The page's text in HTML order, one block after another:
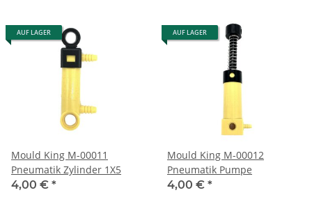
AUF LAGER
Mould King M-00011
Pneumatik Zylinder 1X5
4,00 € *
AUF LAGER
Mould King M-00012
Pneumatik Pumpe
4,00 € *